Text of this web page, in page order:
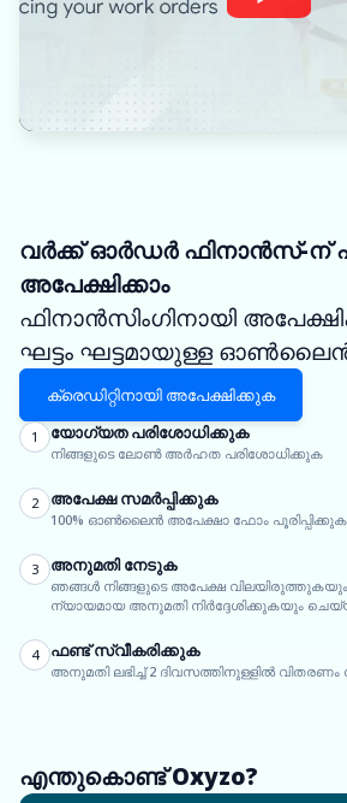
വർക്ക് ഓർഡർ ഫിനാൻസ്-ന്
അപേക്ഷിക്കാം
ഫിനാൻസിംഗിനായി
ഘട്ടം ഘട്ടമായുള്ള ഓൺലൈൻ
ക്രെഡിറ്റിനായി അപേക്ഷിക്കുക
1 യോഗ്യത പരിശോധിക്കുക
നിങ്ങളുടെ ലോൺ അർഹത പരിശോധിക്കുക
2 അപേക്ഷ സമർപ്പിക്കുക
100% ഓൺലൈൻ അപേക്ഷാ ഫോം പൂരിപ്പിക്കുക
3 അനുമതി നേടുക
ഞങ്ങൾ നിങ്ങളുടെ അപേക്ഷ വിലയിരുത്തുകയും
ന്യായമായ അനുമതി നിർദ്ദേശിക്കുകയും
4 ഫണ്ട് സ്വീകരിക്കുക
അനുമതി ലഭിച്ച് 2 ദിവസത്തിനുള്ളിൽ
എന്തുകൊണ്ട് Oxyzo?